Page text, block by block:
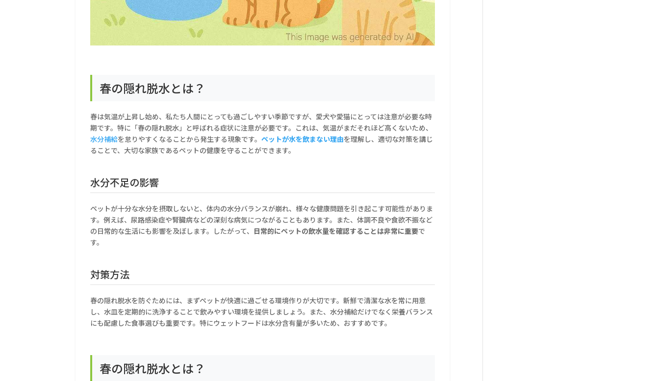
春の隠れ脱水とは？
春は気温が上昇し始め、私たち人間にとっても過ごしやすい季節ですが、愛犬や愛猫にとっては注意が必要な時
期です。特に「春の隠れ脱水」と呼ばれる症状に注意が必要です。これは、気温がまだそれほど高くないため、
水分補給を怠りやすくなることから発生する現象です。ペットが水を飲まない理由を理解し、適切な対策を講じ
ることで、大切な家族であるペットの健康を守ることができます。
水分不足の影響
ペットが十分な水分を摂取しないと、体内の水分バランスが崩れ、様々な健康問題を引き起こす可能性がありま
す。例えば、尿路感染症や腎臓病などの深刻な病気につながることもあります。また、体調不良や食欲不振など
の日常的な生活にも影響を及ぼします。したがって、 日常的にペットの飲水量を確認することは非常に重要で
す。
対策方法
春の隠れ脱水を防ぐためには、まずペットが快適に過ごせる環境作りが大切です。新鮮で清潔な水を常に用意
し、水皿を定期的に洗浄することで飲みやすい環境を提供しましょう。また、水分補給だけでなく栄養バランス
にも配慮した食事選びも重要です。特にウェットフードは水分含有量が多いため、おすすめです。
春の隠れ脱水とは？